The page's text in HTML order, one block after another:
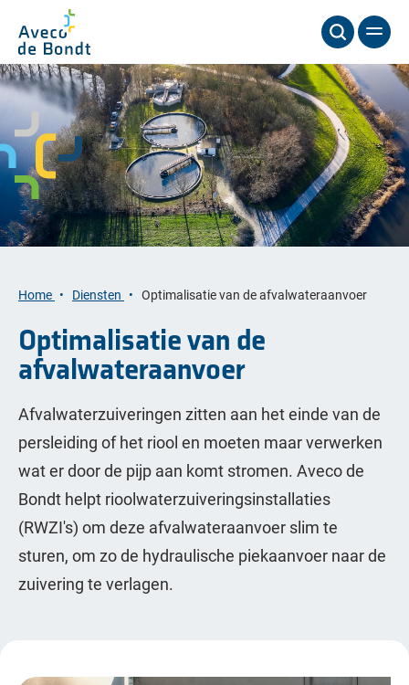
Home Diensten Optimalisatie van de afvalwateraanvoer
Optimalisatie van de
afvalwateraanvoer
Afvalwaterzuiveringen zitten aan het einde van de
persleiding of het riool en moeten maar verwerken
wat er door de pijp aan komt stromen. Aveco de
Bondt helpt rioolwaterzuiveringsinstallaties
(RWZI's) om deze afvalwateraanvoer slim te
sturen, om zo de hydraulische piekaanvoer naar de
zuivering te verlagen.